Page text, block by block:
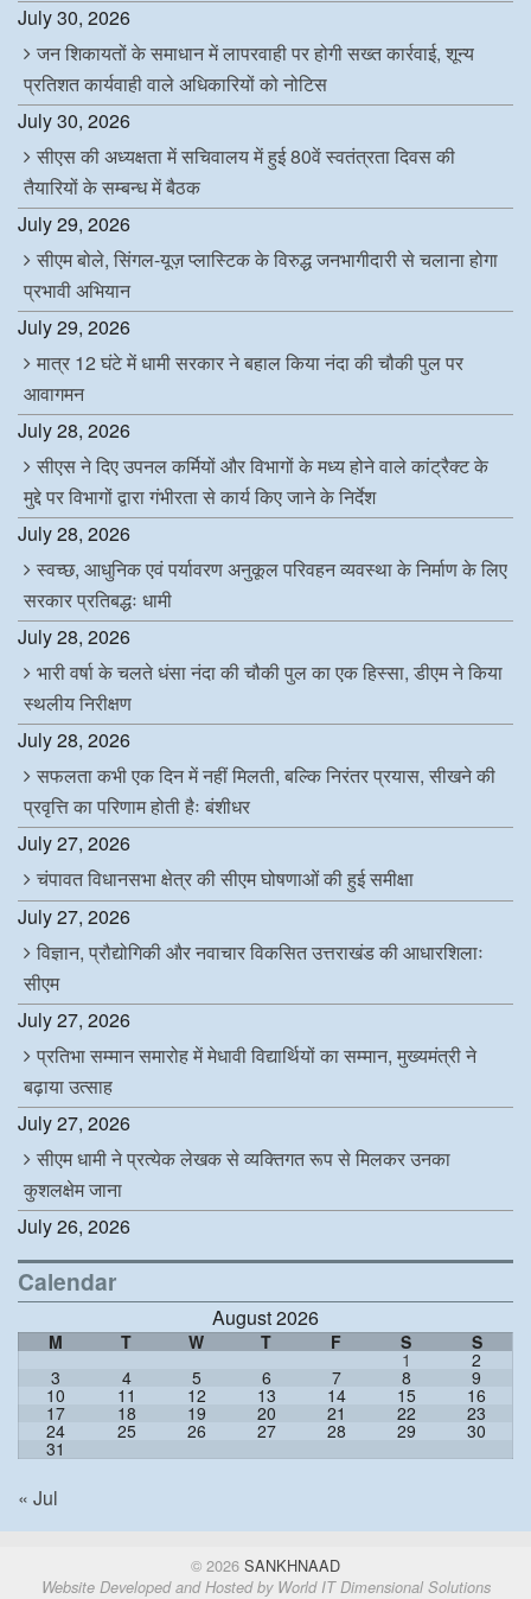
July 30, 2026
जन शिकायतों के समाधान में लापरवाही पर होगी सख्त कार्रवाई, शून्य
प्रतिशत कार्यवाही वाले अधिकारियों को नोटिस
July 30, 2026
सीएस की अध्यक्षता में सचिवालय में हुई 80वें स्वतंत्रता दिवस की
तैयारियों के सम्बन्ध में बैठक
July 29, 2026
सीएम बोले, सिंगल-यूज़ प्लास्टिक के विरुद्ध जनभागीदारी से चलाना होगा
प्रभावी अभियान
July 29, 2026
मात्र 12 घंटे में धामी सरकार ने बहाल किया नंदा की चौकी पुल पर
आवागमन
July 28, 2026
सीएस ने दिए उपनल कर्मियों और विभागों के मध्य होने वाले कांट्रैक्ट के
मुद्दे पर विभागों द्वारा गंभीरता से कार्य किए जाने के निर्देश
July 28, 2026
स्वच्छ, आधुनिक एवं पर्यावरण अनुकूल परिवहन व्यवस्था के निर्माण के लिए
सरकार प्रतिबद्धः धामी
July 28, 2026
भारी वर्षा के चलते धंसा नंदा की चौकी पुल का एक हिस्सा, डीएम ने किया
स्थलीय निरीक्षण
July 28, 2026
सफलता कभी एक दिन में नहीं मिलती, बल्कि निरंतर प्रयास, सीखने की
प्रवृत्ति का परिणाम होती हैः बंशीधर
July 27, 2026
चंपावत विधानसभा क्षेत्र की सीएम घोषणाओं की हुई समीक्षा
July 27, 2026
विज्ञान, प्रौद्योगिकी और नवाचार विकसित उत्तराखंड की आधारशिलाः
सीएम
July 27, 2026
प्रतिभा सम्मान समारोह में मेधावी विद्यार्थियों का सम्मान, मुख्यमंत्री ने
बढ़ाया उत्साह
July 27, 2026
सीएम धामी ने प्रत्येक लेखक से व्यक्तिगत रूप से मिलकर उनका
कुशलक्षेम जाना
July 26, 2026
Calendar
August 2026
M T W T F S S
1 2
3 4 5 6 7 8 9
10 11 12 13 14 15 16
17 18 19 20 21 22 23
24 25 26 27 28 29 30
31
« Jul
© 2026 SANKHNAAD
Website Developed and Hosted by World IT Dimensional Solutions